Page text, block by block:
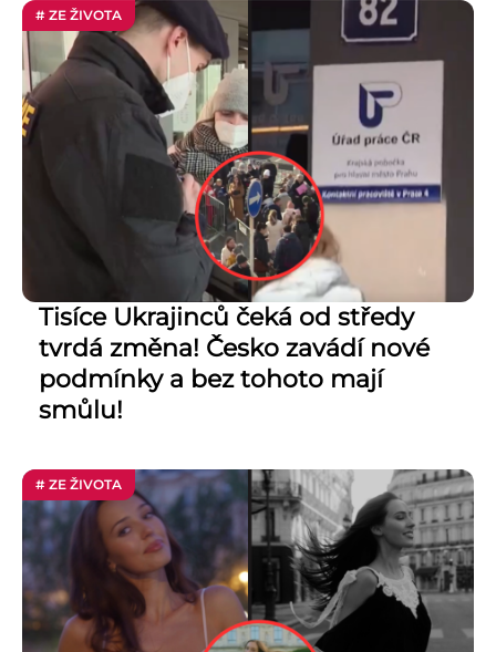
# ZE ŽIVOTA
Tisíce Ukrajinců čeká od středy
tvrdá změna! Česko zavádí nové
podmínky a bez tohoto mají
smůlu!
# ZE ŽIVOTA